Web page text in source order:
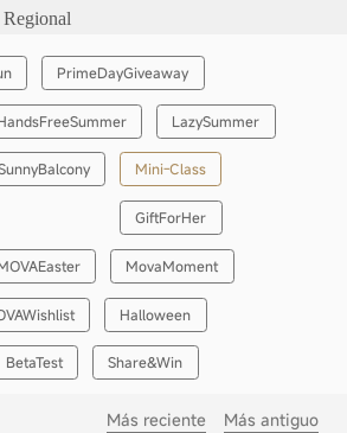
Regional
PrimeDayGiveaway
LazySummer
Mini-Class
GiftForHer
MovaMoment
Halloween
BetaTest Share&Win
Más reciente Más antiguo